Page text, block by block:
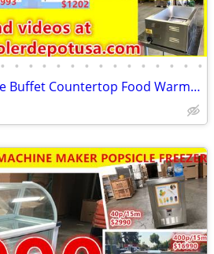
• • • • • • • • • • • • • • •
Nsf Electric Bain-Marie Buffet Countertop Food Warmer Steam Table ETL